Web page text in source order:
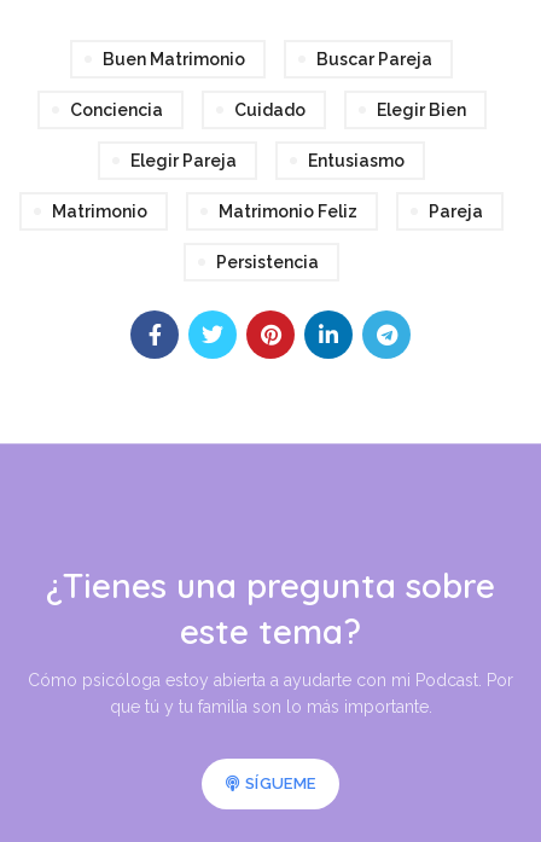
Buen Matrimonio Buscar Pareja
Conciencia Cuidado Elegir Bien
Elegir Pareja Entusiasmo
Matrimonio Matrimonio Feliz Pareja
Persistencia
¿Tienes una pregunta sobre
este tema?
Cómo psicóloga estoy abierta a ayudarte con mi Podcast. Por
que tú y tu familia son lo más importante.
SÍGUEME